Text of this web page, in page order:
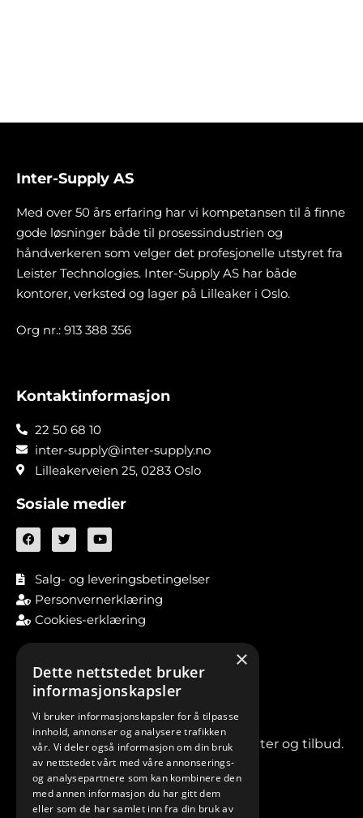
Inter-Supply AS
Med over 50 års erfaring har vi kompetansen til å finne
gode løsninger både til prosessindustrien og
håndverkeren som velger det profesjonelle utstyret fra
Leister Technologies. Inter-Supply AS har både
kontorer, verksted og lager på Lilleaker i Oslo.
Org nr.: 913 388 356
Kontaktinformasjon
22 50 68 10
inter-supply@inter-supply.no
Lilleakerveien 25, 0283 Oslo
Sosiale medier
Salg- og leveringsbetingelser
Personvernerklæring
Cookies-erklæring
Meld deg på vårt nyhetsbrev for nyheter og tilbud.
×
Dette nettstedet bruker
informasjonskapsler
Vi bruker informasjonskapsler for å tilpasse
innhold, annonser og analysere trafikken
vår. Vi deler også informasjon om din bruk
av nettstedet vårt med våre annonserings-
og analysepartnere som kan kombinere den
med annen informasjon du har gitt dem
eller som de har samlet inn fra din bruk av